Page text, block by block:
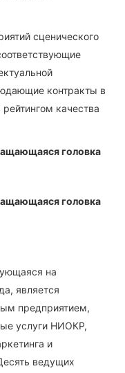
сценического
контракты в
качества
на
является
предприятием,
услуги НИОКР,
и
ведущих